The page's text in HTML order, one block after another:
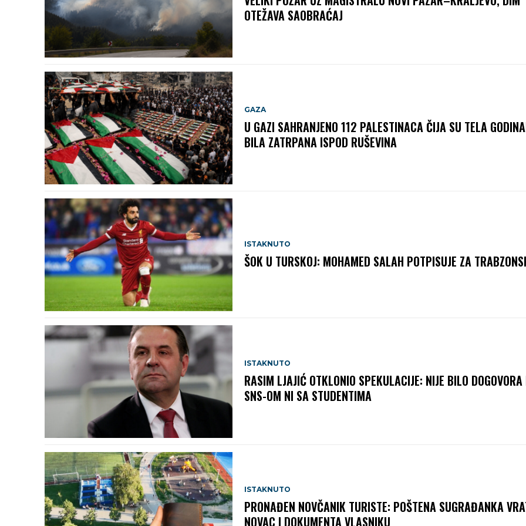
OTEŽAVA SAOBRAĆAJ
GAZA
U GAZI SAHRANJENO 112 PALESTINACA ČIJA SU TELA
BILA ZATRPANA ISPOD RUŠEVINA
ISTAKNUTO
ŠOK U TURSKOJ: MOHAMED SALAH POTPISUJE ZA
ISTAKNUTO
RASIM LJAJIĆ OTKLONIO SPEKULACIJE: NIJE BILO
SNS-OM NI SA STUDENTIMA
ISTAKNUTO
PRONAĐEN NOVČANIK TURISTE: POŠTENA SUGRAĐANKA
NOVAC I DOKUMENTA VLASNIKU